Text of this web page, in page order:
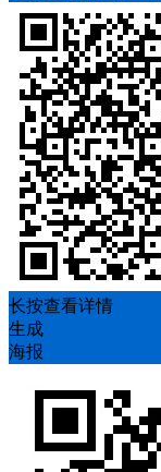
长按查看详情
生成
海报